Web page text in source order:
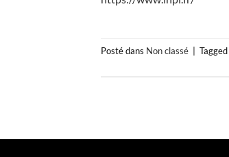
Posté dans Non classé Tagged